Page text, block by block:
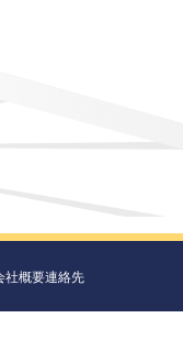
社概要連絡先